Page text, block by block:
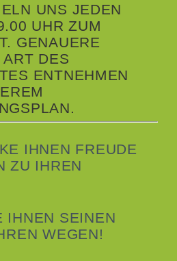
UNS JEDEN
UHR ZUM
GENAUERE
DES
ENTNEHMEN
IHNEN FREUDE
ZU IHREN
IHNEN SEINEN
WEGEN!